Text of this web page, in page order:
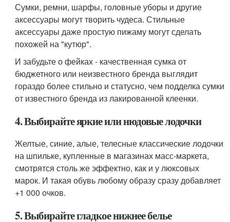
Сумки, ремни, шарфы, головные уборы и другие
аксессуары могут творить чудеса. Стильные
аксессуары даже простую пижаму могут сделать
похожей на "кутюр".
И забудьте о фейках - качественная сумка от
бюджетного или неизвестного бренда выглядит
гораздо более стильно и статусно, чем подделка сумки
от известного бренда из лакированной клеенки.
4. Выбирайте яркие или нюдовые лодочки
Желтые, синие, алые, телесные классические лодочки
на шпильке, купленные в магазинах масс-маркета,
смотрятся столь же эффектно, как и у люксовых
марок. И такая обувь любому образу сразу добавляет
+1 000 очков.
5. Выбирайте гладкое нижнее белье